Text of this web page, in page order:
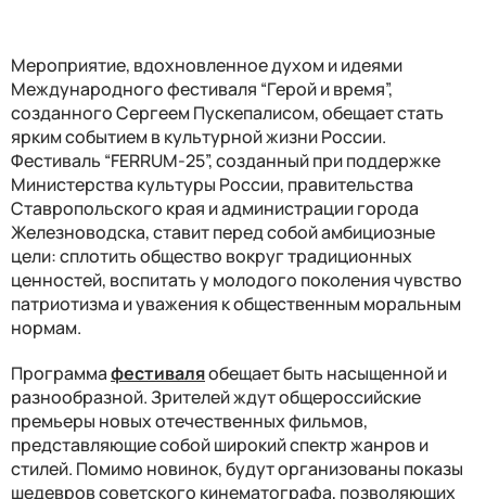
Мероприятие, вдохновленное духом и идеями
Международного фестиваля “Герой и время”,
созданного Сергеем Пускепалисом, обещает стать
ярким событием в культурной жизни России.
Фестиваль “FERRUM-25”, созданный при поддержке
Министерства культуры России, правительства
Ставропольского края и администрации города
Железноводска, ставит перед собой амбициозные
цели: сплотить общество вокруг традиционных
ценностей, воспитать у молодого поколения чувство
патриотизма и уважения к общественным моральным
нормам.
Программафестиваляобещает быть насыщенной и
разнообразной. Зрителей ждут общероссийские
премьеры новых отечественных фильмов,
представляющие собой широкий спектр жанров и
стилей. Помимо новинок, будут организованы показы
шедевров советского кинематографа, позволяющих